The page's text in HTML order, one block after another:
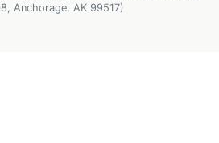
Anchorage, AK 99517)